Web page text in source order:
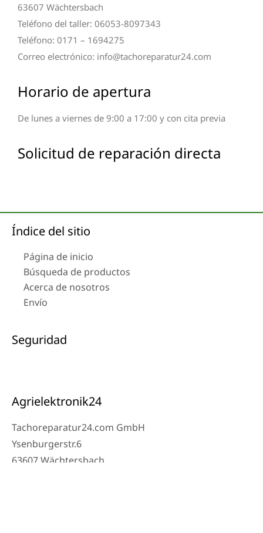
63607 Wächtersbach
Teléfono del taller: 06053-8097343
Teléfono: 0171 – 1694275
Correo electrónico: info@tachoreparatur24.com
Horario de apertura
De lunes a viernes de 9:00 a 17:00 y con cita previa
Solicitud de reparación directa
Índice del sitio
Página de inicio
Búsqueda de productos
Acerca de nosotros
Envío
Seguridad
Agrielektronik24
Tachoreparatur24.com GmbH
Ysenburgerstr.6
63607 Wächtersbach